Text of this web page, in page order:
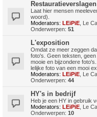
Restauratieverslagen
Laat hier mensen
woord).
Moderators: LEiPiE Le
Onderwerpen: 51
L'exposition
Omdat ze meer zeggen
foto's. Geen teksten,
mooie en bijzondere
lelijke foto van een mooi
Moderators: LEiPiE Le
Onderwerpen: 44
HY's in bedrijf
Heb je een HY in gebruik
Moderators: LEiPiE Le
Onderwerpen: 10